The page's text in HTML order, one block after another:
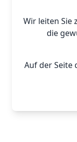
Wir leiten Sie
die
Auf der Seite